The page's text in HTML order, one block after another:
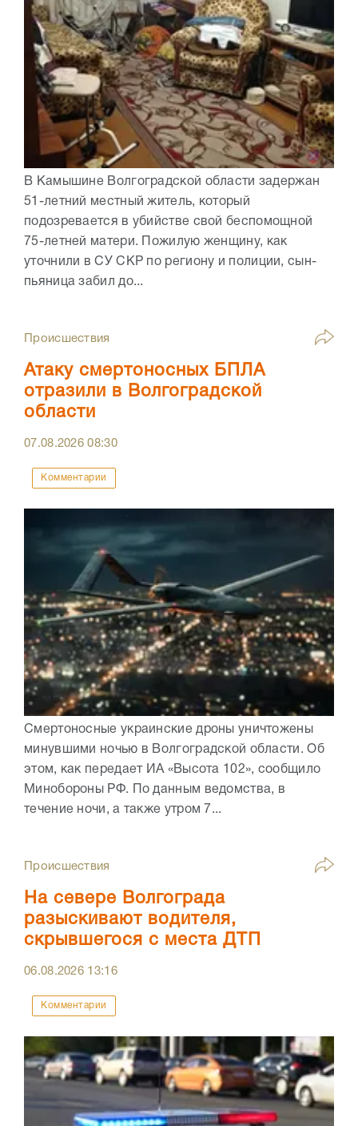
В Камышине Волгоградской области задержан
51-летний местный житель, который
подозревается в убийстве свой беспомощной
75-летней матери. Пожилую женщину, как
уточнили в СУ СКР по региону и полиции, сын-
пьяница забил до...
Происшествия
Атаку смертоносных БПЛА
отразили в Волгоградской
области
07.08.202608:30
Комментарии
Смертоносные украинские дроны уничтожены
минувшими ночью в Волгоградской области. Об
этом, как передает ИА «Высота 102», сообщило
Минобороны РФ. По данным ведомства, в
течение ночи, а также утром 7...
Происшествия
На севере Волгограда
разыскивают водителя,
скрывшегося с места ДТП
06.08.2026 13:16
Комментарии